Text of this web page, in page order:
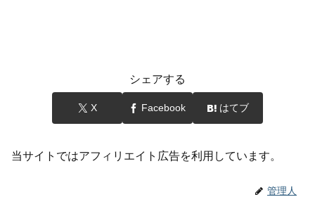
シェアする
X Facebook はてブ
当サイトではアフィリエイト広告を利用しています。
管理人